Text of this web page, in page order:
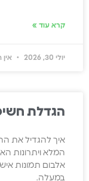
קרא עוד »
יולי 30, 2026 אין
הגדלת
איך להגדיל את
המלא ויתרונות
אלבום תמונות
במעלה.